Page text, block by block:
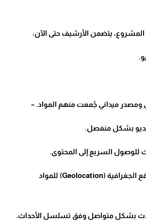
المشروع، يتضمن الأرشيف حتى الآن:
بشكل منفصل.
السريع إلى المحتوى.
– بيانات تحديد المواقع الجغرافية (Geolocation) للمواد
بشكل متواصل وفق تسلسل الأحداث.